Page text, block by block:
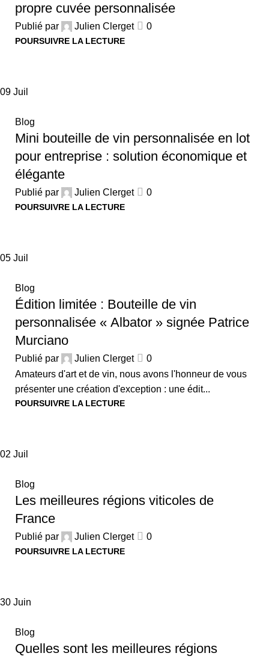
propre cuvée personnalisée
Publié par Julien Clerget 0
POURSUIVRE LA LECTURE
09 Juil
Blog
Mini bouteille de vin personnalisée en lot
pour entreprise : solution économique et
élégante
Publié par Julien Clerget 0
POURSUIVRE LA LECTURE
05 Juil
Blog
Édition limitée : Bouteille de vin
personnalisée « Albator » signée Patrice
Murciano
Publié par Julien Clerget
0
Amateurs d'art et de vin, nous avons l'honneur de vous
présenter une création d'exception : une édit...
POURSUIVRE LA LECTURE
02 Juil
Blog
Les meilleures régions viticoles de
France
Publié par Julien Clerget 0
POURSUIVRE LA LECTURE
30 Juin
Blog
Quelles sont les meilleures régions